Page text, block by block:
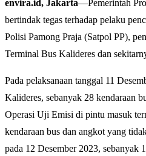
envira.id, Jakarta—Pemerintah
bertindak tegas terhadap pelaku
Polisi Pamong Praja (Satpol PP),
Terminal Bus Kalideres dan
Pada pelaksanaan tanggal 11
Kalideres, sebanyak 28 kendaraan
Operasi Uji Emisi di pintu masuk
kendaraan bus dan angkot yang
pada 12 Desember 2023, sebanyak